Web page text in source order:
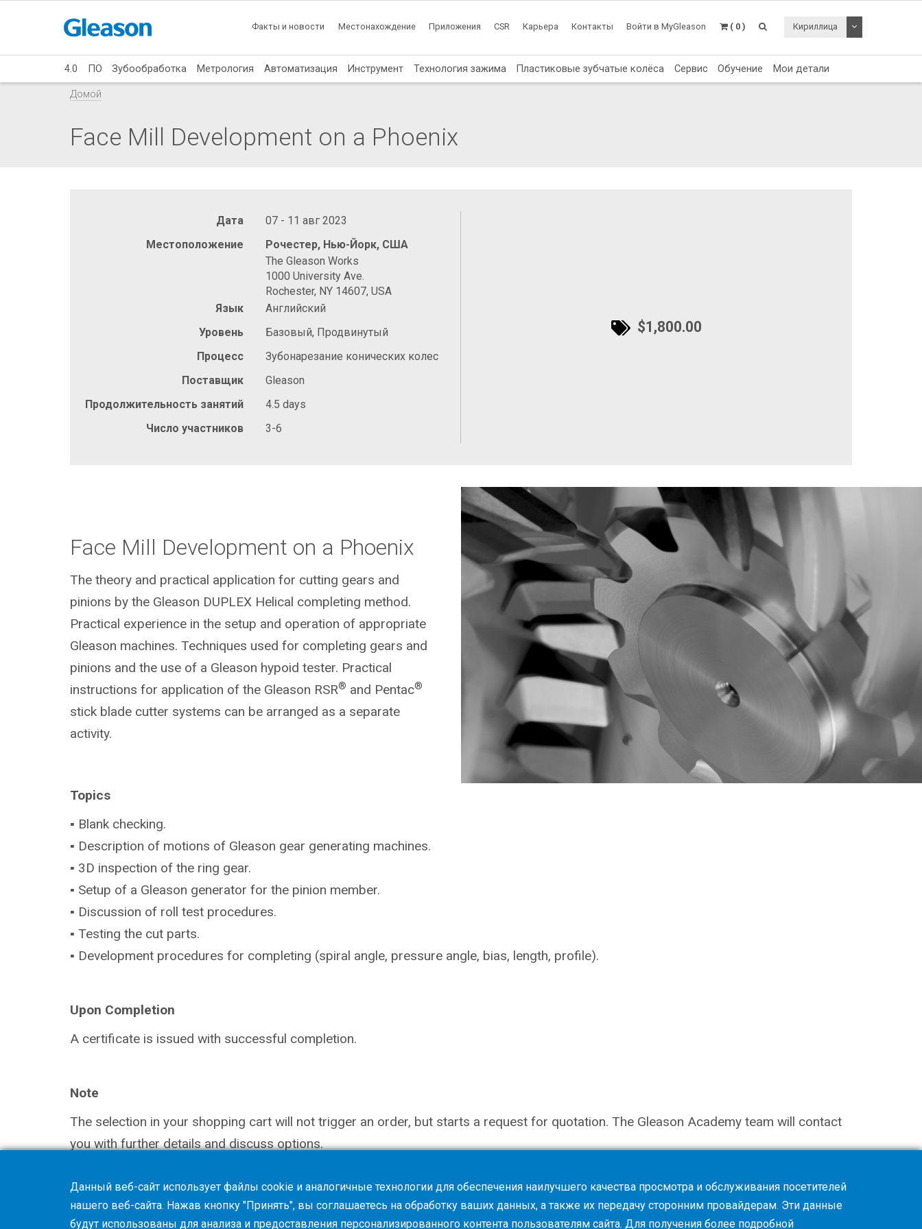
Факты и новости Местонахождение Приложения CSR Карьера Контакты Войти в MyGleason ( 0 ) Кириллица Toggle
4.0 ПО Зубообработка Метрология Автоматизация Инструмент Технология зажима Пластиковые зубчатые колёса Сервис Обучение Мои детали
Домой
Face Mill Development on a Phoenix
Дата
07 - 11 авг 2023
Местоположение
Рочестер, Нью-Йорк, США
The Gleason Works
1000 University Ave.
Rochester, NY 14607, USA
Язык
Английский
Уровень
Базовый, Продвинутый
Процесс
Зубонарезание конических колес
Поставщик
Gleason
Продолжительность занятий
4.5 days
Число участников
3-6
$1,800.00
Face Mill Development on a Phoenix
The theory and practical application for cutting gears and
pinions by the Gleason DUPLEX Helical completing method.
Practical experience in the setup and operation of appropriate
Gleason machines. Techniques used for completing gears and
pinions and the use of a Gleason hypoid tester. Practical
instructions for application of the Gleason RSR® and Pentac®
stick blade cutter systems can be arranged as a separate
activity.
Topics
▪ Blank checking.
▪ Description of motions of Gleason gear generating machines.
▪ 3D inspection of the ring gear.
▪ Setup of a Gleason generator for the pinion member.
▪ Discussion of roll test procedures.
▪ Testing the cut parts.
▪ Development procedures for completing (spiral angle, pressure angle, bias, length, profile).
Upon Completion
A certificate is issued with successful completion.
Note
The selection in your shopping cart will not trigger an order, but starts a request for quotation. The Gleason Academy team will contact
you with further details and discuss options.
Данный веб-сайт использует файлы cookie и аналогичные технологии для обеспечения наилучшего качества просмотра и обслуживания посетителей
нашего веб-сайта. Нажав кнопку "Принять", вы соглашаетесь на обработку ваших данных, а также их передачу сторонним провайдерам. Эти данные
будут использованы для анализа и предоставления персонализированного контента пользователям сайта. Для получения более подробной